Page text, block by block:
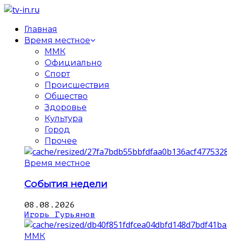
Главная
Время местное
ММК
Официально
Спорт
Происшествия
Общество
Здоровье
Культура
Город
Прочее
Время местное
События недели
08.08.2026
Игорь Гурьянов
ММК